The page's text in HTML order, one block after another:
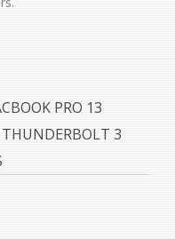
PRO 13
THUNDERBOLT 3